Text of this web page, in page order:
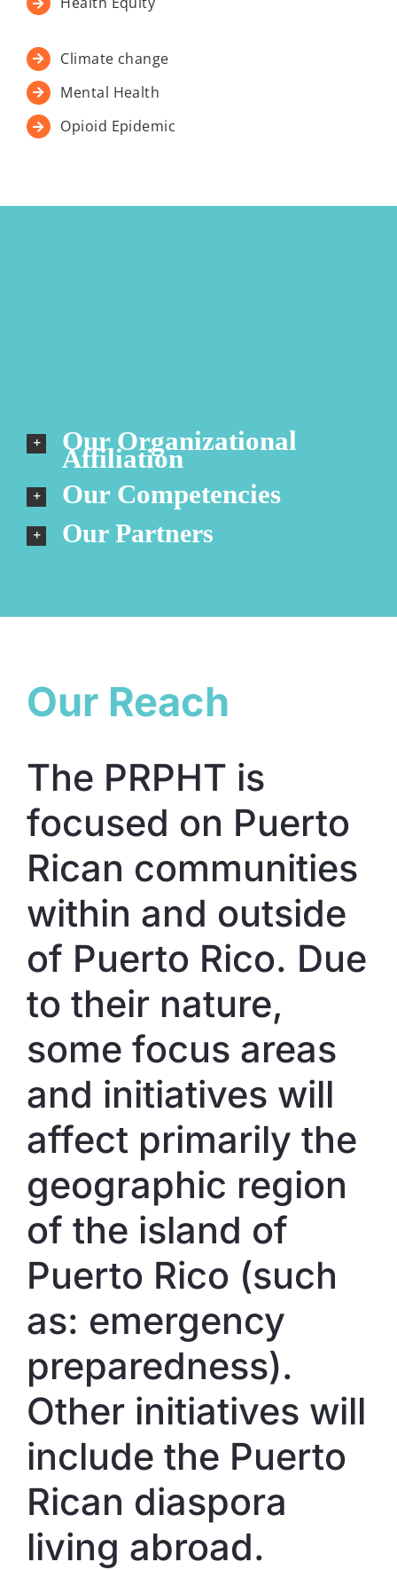
Climate change
Mental Health
Opioid Epidemic
Our Organizational
Affiliation
Our Competencies
Our Partners
Our Reach
The PRPHT is
focused on Puerto
Rican communities
within and outside
of Puerto Rico. Due
to their nature,
some focus areas
and initiatives will
affect primarily the
geographic region
of the island of
Puerto Rico (such
as: emergency
preparedness).
Other initiatives will
include the Puerto
Rican diaspora
living abroad.